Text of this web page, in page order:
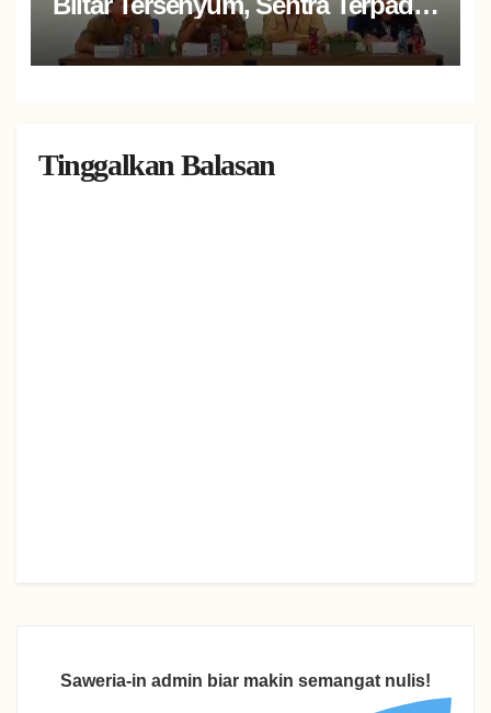
Soeharso Salurkan Atensi
Tinggalkan Balasan
Saweria-in admin biar makin semangat nulis!